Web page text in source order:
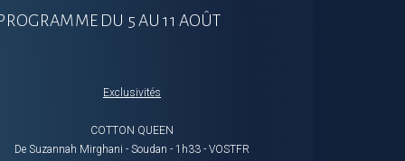
DU 5 AU 11 AOÛT
Exclusivités
COTTON QUEEN
De Suzannah Mirghani - Soudan - 1h33 - VOSTFR